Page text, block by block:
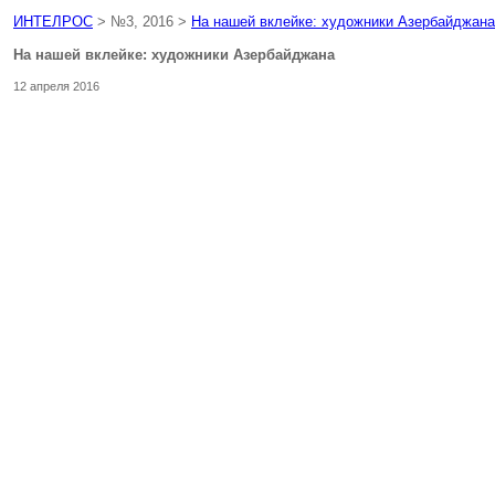
ИНТЕЛРОС > №3, 2016 > На нашей вклейке: художники Азербайджана
На нашей вклейке: художники Азербайджана
12 апреля 2016